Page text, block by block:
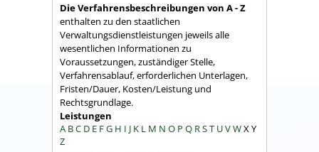
Die Verfahrensbeschreibungen von A - Z
enthalten zu den staatlichen
Verwaltungsdienstleistungen jeweils alle
wesentlichen Informationen zu
Voraussetzungen, zuständiger Stelle,
Verfahrensablauf, erforderlichen Unterlagen,
Fristen/Dauer, Kosten/Leistung und
Rechtsgrundlage.
Leistungen
A BC D E FG H I J K L M N O P Q RST UVWX Y
Z